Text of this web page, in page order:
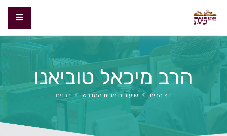
הרב מיכאל טוביאנו
דף הבית שיעורים מבית המדרש רבנים